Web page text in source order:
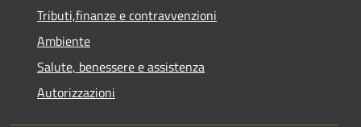
Tributi,finanze e contravvenzioni
Ambiente
Salute, benessere e assistenza
Autorizzazioni